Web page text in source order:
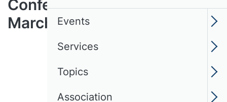
Conference from18 to 20
March, 2026, in Göttingen
Events
Services
Topics
Association